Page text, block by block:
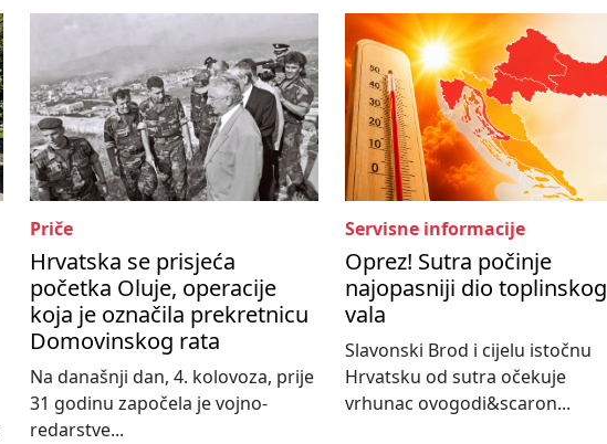
Priče
Hrvatska se prisjeća
početka Oluje, operacije
koja je označila prekretnicu
Domovinskog rata
Na današnji dan, 4. kolovoza, prije
31 godinu započela je vojno-
redarstve...
Servisne informacije
Oprez! Sutra počinje
najopasniji dio toplinskog
vala
Slavonski Brod i cijelu istočnu
Hrvatsku od sutra očekuje
vrhunac ovogodi&scaron...